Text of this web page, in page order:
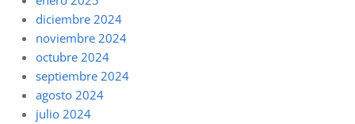
diciembre 2024
noviembre 2024
octubre 2024
septiembre 2024
agosto 2024
julio 2024